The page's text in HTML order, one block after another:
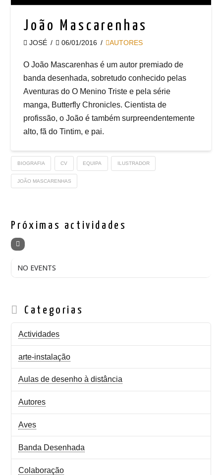
João Mascarenhas
JOSÉ 06/01/2016 AUTORES
O João Mascarenhas é um autor premiado de
banda desenhada, sobretudo conhecido pelas
Aventuras do O Menino Triste e pela série
manga, Butterfly Chronicles. Cientista de
profissão, o João é também surpreendentemente
alto, fã do Tintim, e pai.
BIOGRAFIA CV EQUIPA ILUSTRADOR
JOÃO MASCARENHAS
Próximas actividades
NO EVENTS
Categorias
Actividades
arte-instalação
Aulas de desenho à distância
Autores
Aves
Banda Desenhada
Colaboração